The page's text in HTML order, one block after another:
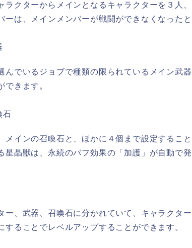
ラクターからメインとなるキャラクターを３人
ーは、メインメンバーが戦闘ができなくなった
んでいるジョブで種類の限られているメイン武
できます。
石
メインの召喚石と、ほかに４個まで設定するこ
星晶獣は、永続のバフ効果の「加護」が自動で発
ー、武器、召喚石に分かれていて、キャラクタ
することでレベルアップすることができます。